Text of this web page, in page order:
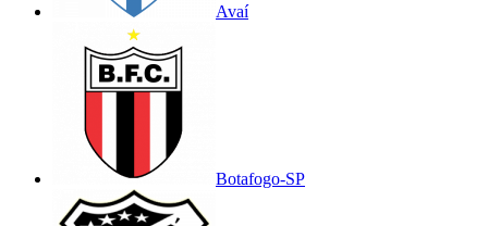
Avaí
Botafogo-SP